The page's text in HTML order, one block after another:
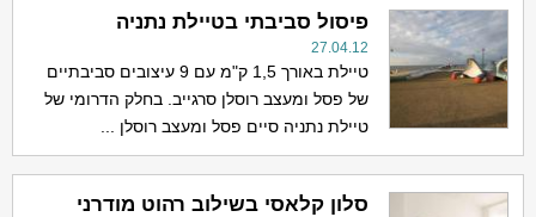
פיסול סביבתי בטיילת נתניה
27.04.12
טיילת באורך 1,5 ק"מ עם 9 עיצובים סביבתיים
של פסל ומעצב רוסלן סרגייב. בחלק הדרומי של
טיילת נתניה סיים פסל ומעצב רוסלן ...
סלון קלאסי בשילוב רהוט מודרני